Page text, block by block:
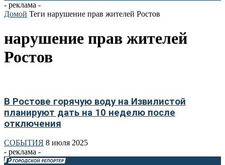
- реклама -
Домой Теги нарушение прав жителей Ростов
нарушение прав жителей
Ростов
В Ростове горячую воду на Извилистой
планируют дать на 10 неделю после
отключения
СОБЫТИЯ 8 июля 2025
- реклама -